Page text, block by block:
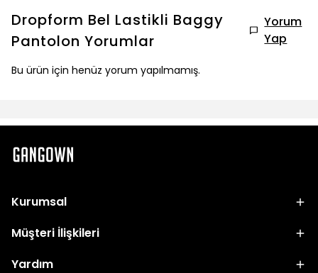
Dropform Bel Lastikli Baggy
Pantolon Yorumlar
Yorum
Yap
Bu ürün için henüz yorum yapılmamış.
Kurumsal
Müşteri İlişkileri
Yardım